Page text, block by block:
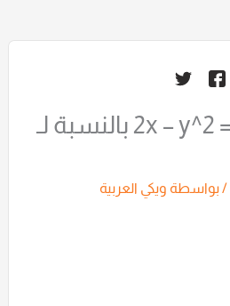
حل المعادلة 2x – y^2 = 7 بالنسبة لـ
/ بواسطة ويكي العربية